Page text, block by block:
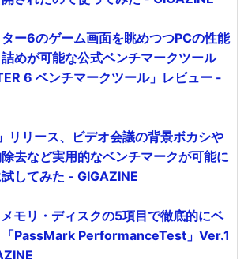
ー6のゲーム画面を眺めつつPCの性能
めが可能な公式ベンチマークツール
6 ベンチマークツール」レビュー -
リリース、ビデオ会議の背景ボカシや
去など実用的なベンチマークが可能に
してみた - GIGAZINE
モリ・ディスクの5項目で徹底的にベ
「PassMark PerformanceTest」Ver.1